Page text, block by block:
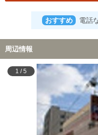
おすすめ 電話
周辺情報
1 /5